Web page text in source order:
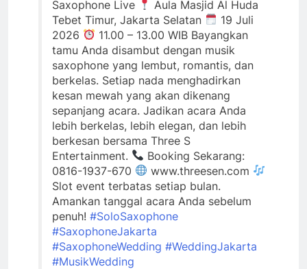
Saxophone Live
Aula Masjid Al Huda
Tebet Timur, Jakarta Selatan
19 Juli
2026
11.00 – 13.00 WIB Bayangkan
tamu Anda disambut dengan musik
saxophone yang lembut, romantis, dan
berkelas. Setiap nada menghadirkan
kesan mewah yang akan dikenang
sepanjang acara. Jadikan acara Anda
lebih berkelas, lebih elegan, dan lebih
berkesan bersama Three S
Entertainment.
Booking Sekarang:
0816-1937-670
www.threesen.com
Slot event terbatas setiap bulan.
Amankan tanggal acara Anda sebelum
penuh! #SoloSaxophone
#SaxophoneJakarta
#SaxophoneWedding #WeddingJakarta
#MusikWedding